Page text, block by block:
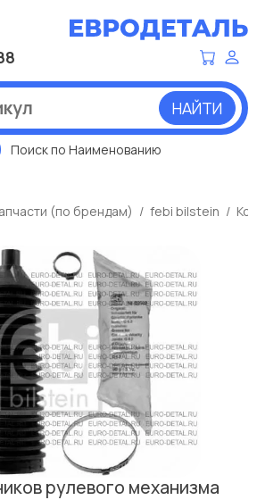
НАЙТИ
Поиск по Наименованию
(по брендам) febi bilstein
рулевого механизма